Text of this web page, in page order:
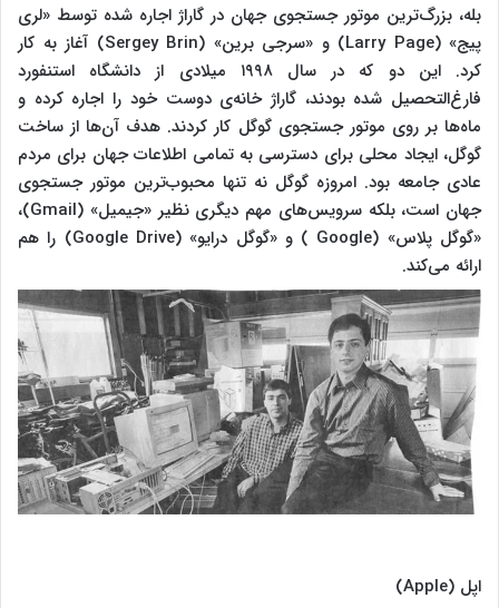
بله، بزرگ‌ترین موتور جستجوی جهان در گاراژ اجاره شده توسط «لری
پیج» (Larry Page) و «سرجی برین» (Sergey Brin) آغاز به کار
کرد. این دو که در سال ۱۹۹۸ میلادی از دانشگاه استنفورد
فارغ‌التحصیل شده بودند، گاراژ خانه‌ی دوست خود را اجاره کرده و
ماه‌ها بر روی موتور جستجوی گوگل کار کردند. هدف آن‌ها از ساخت
گوگل، ایجاد محلی برای دسترسی به تمامی اطلاعات جهان برای مردم
عادی جامعه بود. امروزه گوگل نه تنها محبوب‌ترین موتور جستجوی
جهان است، بلکه سرویس‌های مهم دیگری نظیر «جیمیل» (Gmail)،
«گوگل پلاس» (Google ) و «گوگل درایو» (Google Drive) را هم
ارائه می‌کند.
اپل (Apple)